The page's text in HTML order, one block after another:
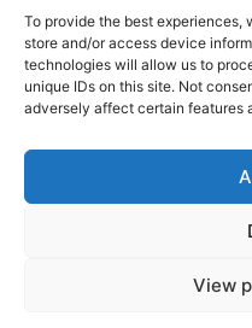
To provide the best
store and/or access device
technologies will allow us to
unique IDs on this site. Not
adversely affect certain features
View
commentaire.
© 2026